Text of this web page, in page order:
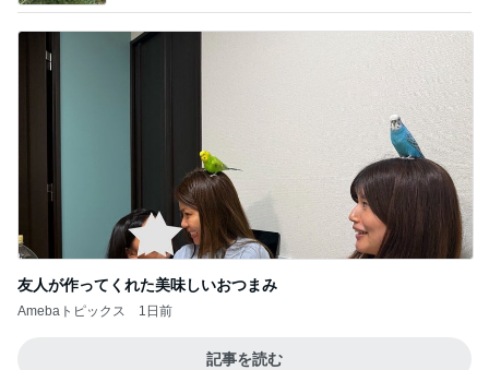
友人が作ってくれた美味しいおつまみ
Amebaトピックス 1日前
記事を読む